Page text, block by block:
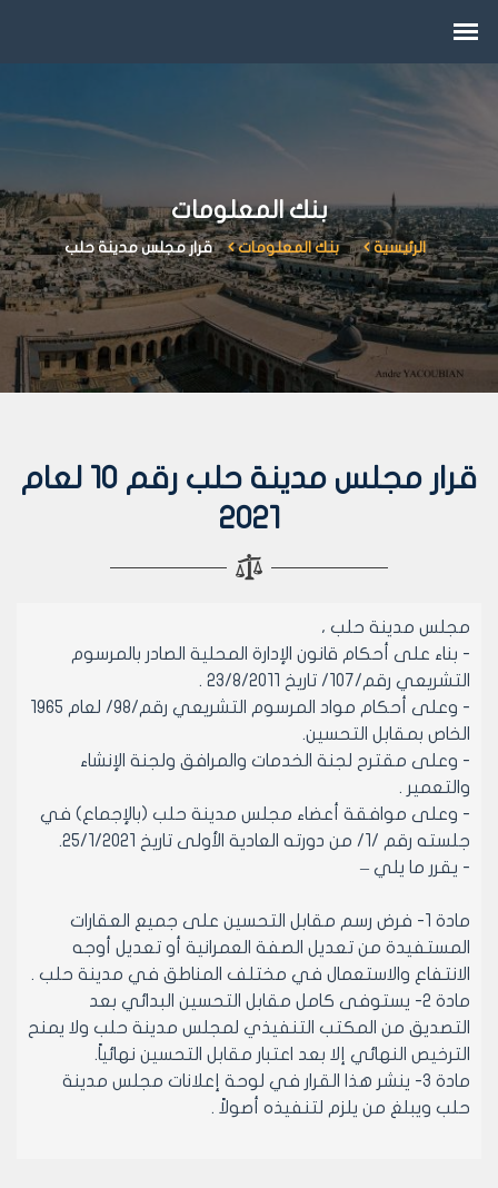
بنك المعلومات
الرئيسية بنك المعلومات قرار مجلس مدينة حلب
قرار مجلس مدينة حلب رقم 10 لعام
2021
مجلس مدينة حلب ،
- بناء على أحكام قانون الإدارة المحلية الصادر بالمرسوم
التشريعي رقم/107/ تاريخ 23/8/2011 .
- وعلى أحكام مواد المرسوم التشريعي رقم/98/ لعام 1965
الخاص بمقابل التحسين.
- وعلى مقترح لجنة الخدمات والمرافق ولجنة الإنشاء
والتعمير .
- وعلى موافقة أعضاء مجلس مدينة حلب (بالإجماع) في
جلسته رقم /1/ من دورته العادية الأولى تاريخ 25/1/2021.
- يقرر ما يلي –
مادة 1- فرض رسم مقابل التحسين على جميع العقارات
المستفيدة من تعديل الصفة العمرانية أو تعديل أوجه
الانتفاع والاستعمال في مختلف المناطق في مدينة حلب .
مادة 2- يستوفى كامل مقابل التحسين البدائي بعد
التصديق من المكتب التنفيذي لمجلس مدينة حلب ولا يمنح
الترخيص النهائي إلا بعد اعتبار مقابل التحسين نهائياً.
مادة 3- ينشر هذا القرار في لوحة إعلانات مجلس مدينة
حلب ويبلغ من يلزم لتنفيذه أصولاً .